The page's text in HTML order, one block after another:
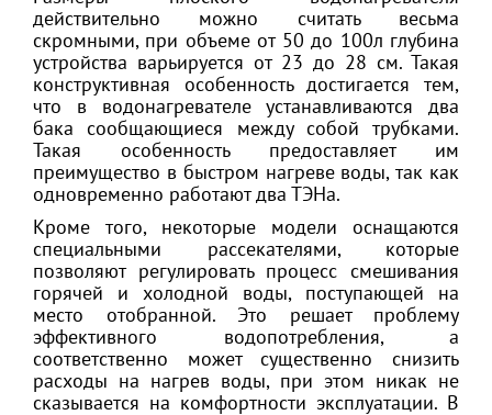
действительно можно считать весьма
скромными, при объеме от 50 до 100л глубина
устройства варьируется от 23 до 28 см. Такая
конструктивная особенность достигается тем,
что в водонагревателе устанавливаются два
бака сообщающиеся между собой трубками.
Такая особенность предоставляет им
преимущество в быстром нагреве воды, так как
одновременно работают два ТЭНа.
Кроме того, некоторые модели оснащаются
специальными рассекателями, которые
позволяют регулировать процесс смешивания
горячей и холодной воды, поступающей на
место отобранной. Это решает проблему
эффективного водопотребления, а
соответственно может существенно снизить
расходы на нагрев воды, при этом никак не
сказывается на комфортности эксплуатации. В